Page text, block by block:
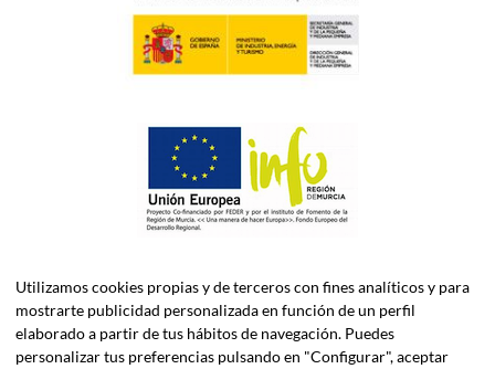
Utilizamos cookies propias y de terceros con fines analíticos y para
mostrarte publicidad personalizada en función de un perfil
elaborado a partir de tus hábitos de navegación. Puedes
personalizar tus preferencias pulsando en "Configurar", aceptar